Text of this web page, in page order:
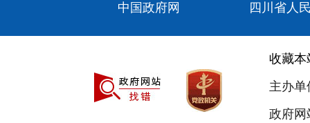
中国政府网 四川省人
收藏本
主办
政府网